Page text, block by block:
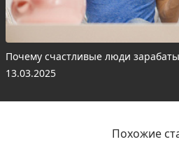
Почему счастливые люди
13.03.2025
Похожие